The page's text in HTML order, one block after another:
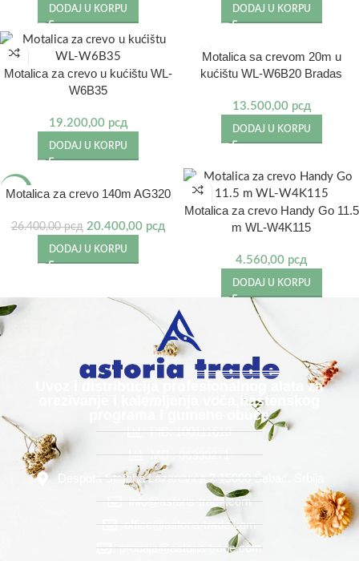
DODAJ U KORPU DODAJ U KORPU
Motalica za crevo u kućištu WL-
W6B35
19.200,00 рсд
DODAJ U KORPU
Motalica sa crevom 20m u
kućištu WL-W6B20 Bradas
13.500,00 рсд
DODAJ U KORPU
-23%
Motalica za crevo 140m AG320
26.400,00рсд 20.400,00 рсд
DODAJ U KORPU
Motalica za crevo Handy Go 11.5
m WL-W4K115
4.560,00 рсд
DODAJ U KORPU
Uvoz i distribucija profesionalnog alata za
orezivanje i kalemljenja voća,baštenskog
programa i gumene obuće
PIB: 100111613
MB : 06339271
Despota Stefana Lazarevića 2 15000 Šabac, Srbija
info@astoria-trade.com
office@astoria-trade.com
prodaja@astoria-trade.com